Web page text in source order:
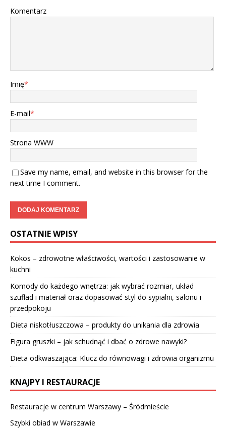
Komentarz
Imię*
E-mail*
Strona WWW
Save my name, email, and website in this browser for the
next time I comment.
OSTATNIE WPISY
Kokos – zdrowotne właściwości, wartości i zastosowanie w
kuchni
Komody do każdego wnętrza: jak wybrać rozmiar, układ
szuflad i materiał oraz dopasować styl do sypialni, salonu i
przedpokoju
Dieta niskotłuszczowa – produkty do unikania dla zdrowia
Figura gruszki – jak schudnąć i dbać o zdrowe nawyki?
Dieta odkwaszająca: Klucz do równowagi i zdrowia organizmu
KNAJPY I RESTAURACJE
Restauracje w centrum Warszawy – Śródmieście
Szybki obiad w Warszawie